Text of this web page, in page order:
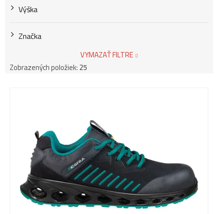
Výška
Značka
VYMAZAŤ FILTRE
Zobrazených položiek:25